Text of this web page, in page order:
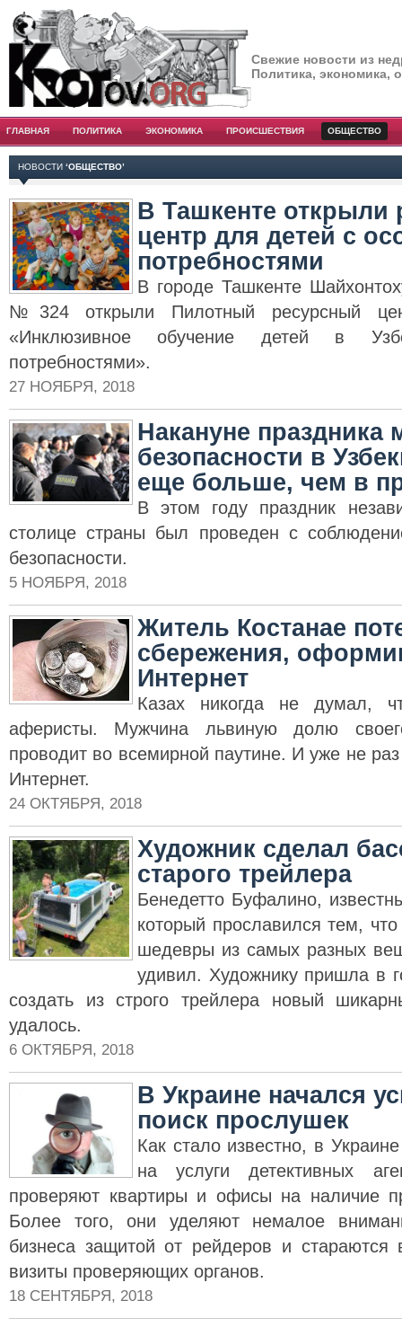
Свежие новости из
Политика, экономика,
ГЛАВНАЯ ПОЛИТИКА ЭКОНОМИКА ПРОИСШЕСТВИЯ ОБЩЕСТВО
НОВОСТИ ‘ОБЩЕСТВО’
В Ташкенте открыли
центр для детей с
потребностями
В городе Ташкенте
№324 открыли Пилотный ресурсный
«Инклюзивное обучение детей в
потребностями».
27 НОЯБРЯ, 2018
Накануне праздника
безопасности в
еще больше, чем в
В этом году праздник
столице страны был проведен с
безопасности.
5 НОЯБРЯ, 2018
Житель Костанае
сбережения,
Интернет
Казах никогда не думал,
аферисты. Мужчина львиную долю
проводит во всемирной паутине. И уже не
Интернет.
24 ОКТЯБРЯ, 2018
Художник сделал
старого трейлера
Бенедетто Буфалино,
который прославился тем,
шедевры из самых разных
удивил. Художнику пришла в
создать из строго трейлера новый
удалось.
6 ОКТЯБРЯ, 2018
В Украине начался
поиск прослушек
Как стало известно, в
на услуги детективных
проверяют квартиры и офисы на наличие
Более того, они уделяют немалое
бизнеса защитой от рейдеров и стараются
визиты проверяющих органов.
18 СЕНТЯБРЯ, 2018